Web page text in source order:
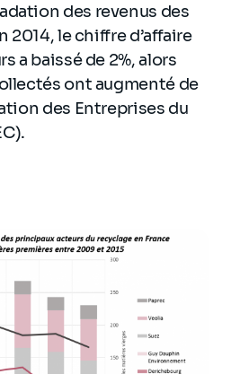
des revenus des
2014, le chiffre d’affaire
a baissé de 2%, alors
ont augmenté de
des Entreprises du